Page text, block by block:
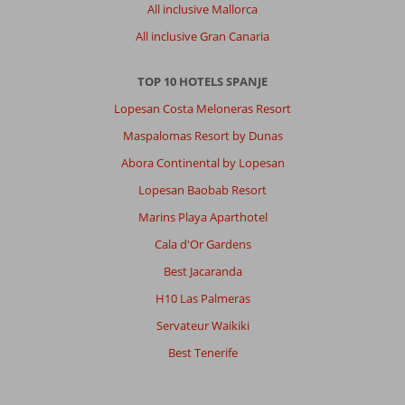
All inclusive Mallorca
All inclusive Gran Canaria
TOP 10 HOTELS SPANJE
Lopesan Costa Meloneras Resort
Maspalomas Resort by Dunas
Abora Continental by Lopesan
Lopesan Baobab Resort
Marins Playa Aparthotel
Cala d'Or Gardens
Best Jacaranda
H10 Las Palmeras
Servateur Waikiki
Best Tenerife